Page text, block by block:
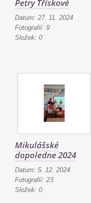
Petry Třískové
Datum: 27. 11. 2024
Fotografií: 9
Složek: 0
Mikulášské
dopoledne 2024
Datum: 5. 12. 2024
Fotografií: 23
Složek: 0